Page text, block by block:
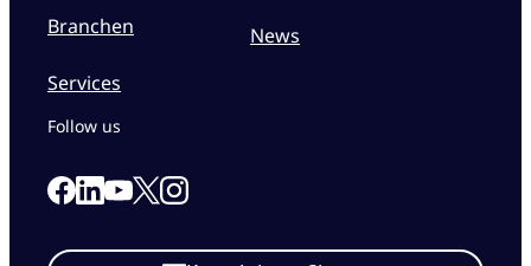
Branchen
Services
News
Follow us
Link to our Facebook page
Link to our Linkedin page
Link to our Youtube page
Link to our X page
Link to our Instagram page